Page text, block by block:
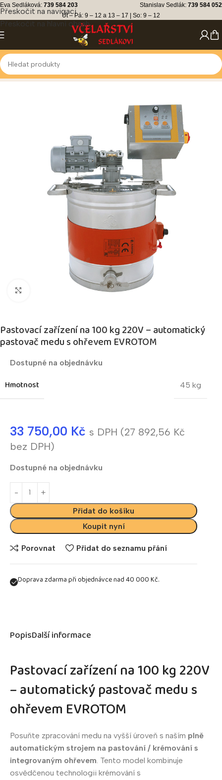
Přeskočit na navigaci
Přeskočit na hlavní obsah
Eva Sedláková: 739 584 203 Stanislav Sedlák: 739 584 052
Út – Pá: 9 – 12 a 13 – 17 | So: 9 – 12
Kliknutím zvětšíte
Pastovací zařízení na 100 kg 220V – automatický
pastovač medu s ohřevem EVROTOM
Dostupné na objednávku
Hmotnost 45 kg
33 750,00 Kč s DPH (27 892,56 Kč
bez DPH)
Dostupné na objednávku
Přidat do košíku
Koupit nyní
Porovnat Přidat do seznamu přání
Doprava zdarma při objednávce nad 40 000 Kč.
PopisDalší informace
Pastovací zařízení na 100 kg 220V
– automatický pastovač medu s
ohřevem EVROTOM
Posuňte zpracování medu na vyšší úroveň s naším plně
automatickým strojem na pastování / krémování s
integrovaným ohřevem . Tento model kombinuje
osvědčenou technologii krémování s